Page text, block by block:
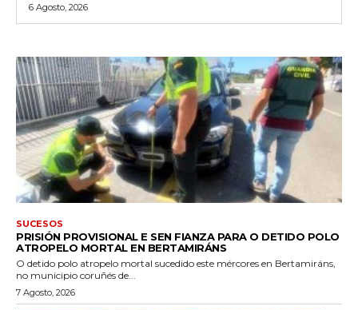
6 Agosto, 2026
SUCESOS
PRISIÓN PROVISIONAL E SEN FIANZA PARA O DETIDO POLO
ATROPELO MORTAL EN BERTAMIRÁNS
O detido polo atropelo mortal sucedido este mércores en Bertamiráns,
no municipio coruñés de...
7 Agosto, 2026